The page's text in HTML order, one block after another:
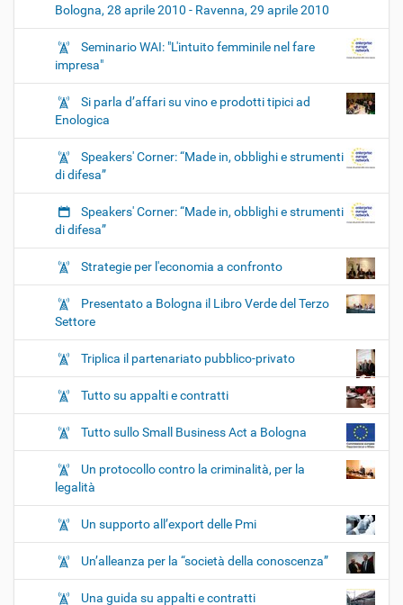
Bologna, 28 aprile 2010 - Ravenna, 29 aprile 2010
Seminario WAI: "L'intuito femminile nel fare
impresa"
Si parla d’affari su vino e prodotti tipici ad
Enologica
Speakers' Corner: “Made in, obblighi e strumenti
di difesa”
Speakers' Corner: “Made in, obblighi e strumenti
di difesa”
Strategie per l'economia a confronto
Presentato a Bologna il Libro Verde del Terzo
Settore
Triplica il partenariato pubblico-privato
Tutto su appalti e contratti
Tutto sullo Small Business Act a Bologna
Un protocollo contro la criminalità, per la
legalità
Un supporto all’export delle Pmi
Un’alleanza per la “società della conoscenza”
Una guida su appalti e contratti